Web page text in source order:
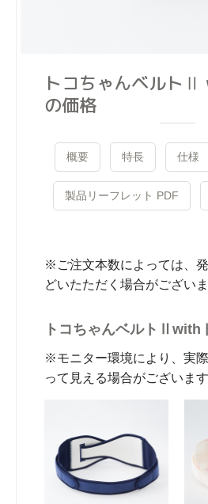
トコちゃんベルト
の価格
概要 特長 仕様
製品リーフレット PDF
※ご注文本数によっては、
どいたただく場合がございま
トコちゃんベルトⅡwith
※モニター環境により、実
って見える場合がございます